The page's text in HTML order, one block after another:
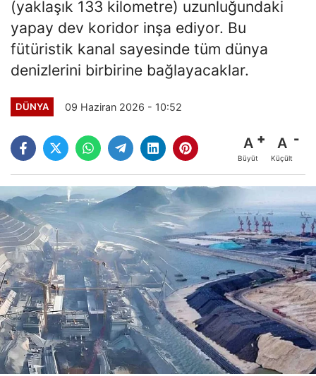
(yaklaşık 133 kilometre) uzunluğundaki
yapay dev koridor inşa ediyor. Bu
fütüristik kanal sayesinde tüm dünya
denizlerini birbirine bağlayacaklar.
DÜNYA 09 Haziran 2026 - 10:52
A
Büyüt
A
Küçült